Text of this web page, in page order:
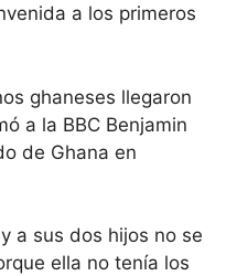
a los primeros
ghaneses llegaron
a la BBC Benjamin
de Ghana en
a sus dos hijos no se
ella no tenía los